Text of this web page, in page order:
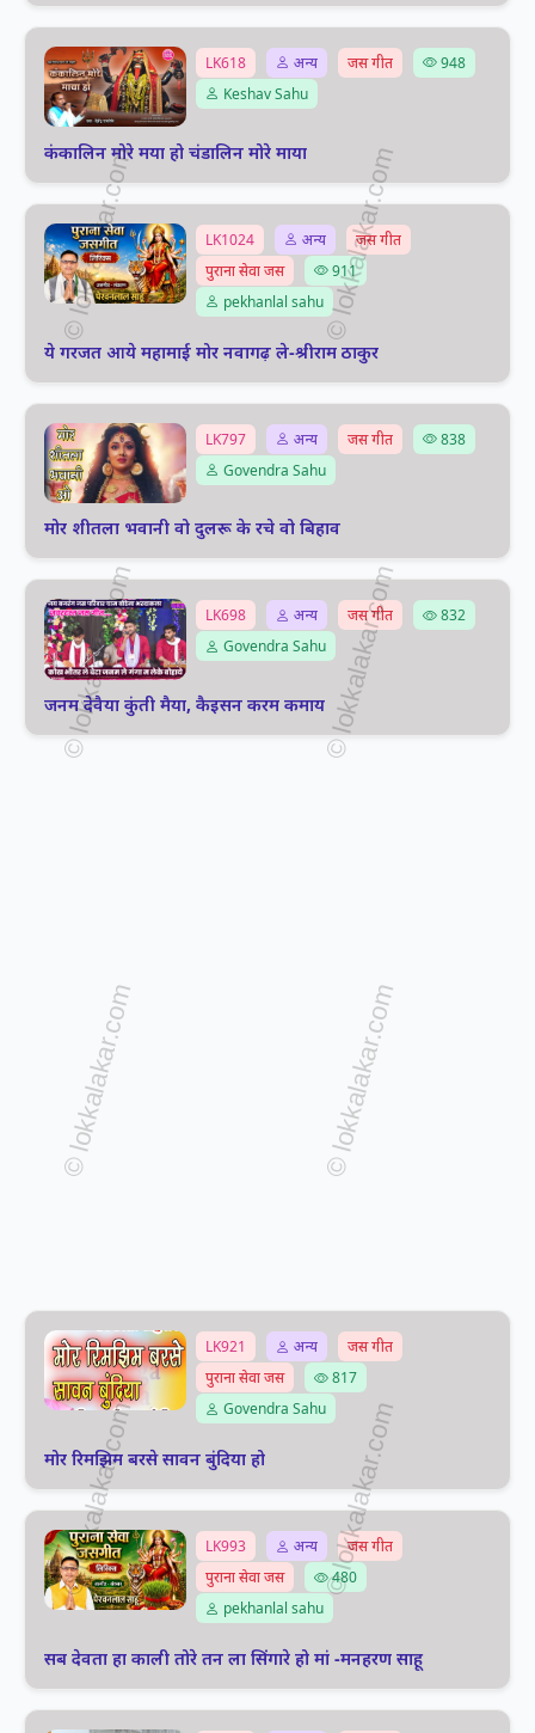
LK618 अन्य जस गीत
948
Keshav Sahu
कंकालिन मोरे मया हो चंडालिन मोरे माया
LK1024 अन्य
जस गीत
पुराना सेवा जस
911
pekhanlal sahu
ये गरजत आये महामाई मोर नवागढ़ ले-श्रीराम ठाकुर
LK797 अन्य जस गीत
838
Govendra Sahu
मोर शीतला भवानी वो दुलरू के रचे वो बिहाव
LK698 अन्य जस गीत
832
Govendra Sahu
जनम देवैया कुंती मैया, कैइसन करम कमाय
LK921 अन्य
जस गीत
पुराना सेवा जस
817
Govendra Sahu
मोर रिमझिम बरसे सावन बुंदिया हो
LK993 अन्य
जस गीत
पुराना सेवा जस
480
pekhanlal sahu
सब देवता हा काली तोरे तन ला सिंगारे हो मां -मनहरण साहू